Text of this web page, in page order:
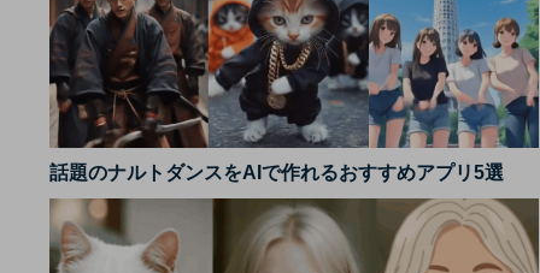
話題のナルトダンスをAIで作れるおすすめアプリ5選